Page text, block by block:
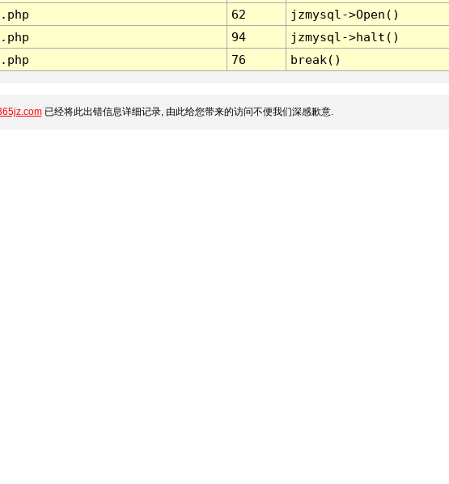
62
jzmysql->Open()
94
jzmysql->halt()
76 break()
已经将此出错信息详细记录, 由此给您带来的访问不便我们深感歉意.